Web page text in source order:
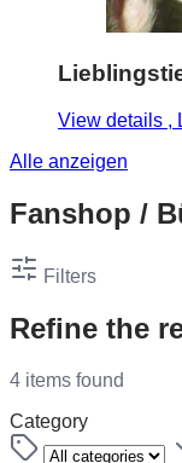
View details ,
Alle anzeigen
Fanshop /
Filters
Refine the
4 items found
Category